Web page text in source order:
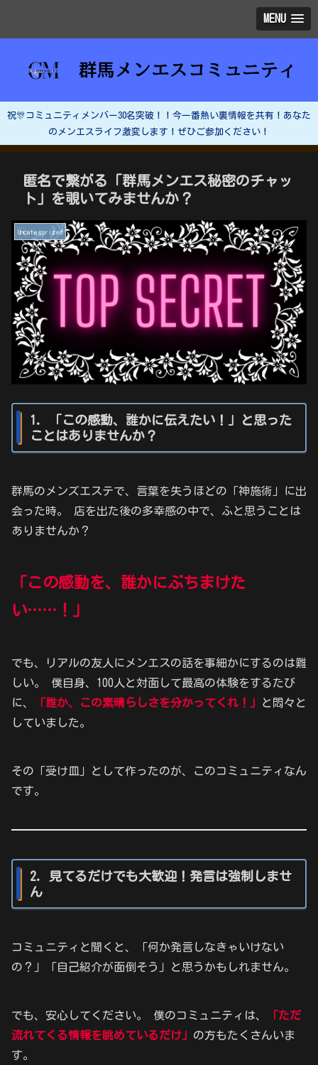
MENU
祝🎊コミュニティメンバー30名突破！！今一番熱い裏情報を共有！あなた
のメンエスライフ激変します！ぜひご参加ください！
匿名で繋がる「群馬メンエス秘密のチャッ
ト」を覗いてみませんか？
Uncategorized
1. 「この感動、誰かに伝えたい！」と思った
ことはありませんか？
群馬のメンズエステで、言葉を失うほどの「神施術」に出
会った時。 店を出た後の多幸感の中で、ふと思うことは
ありませんか？
「この感動を、誰かにぶちまけた
い……！」
でも、リアルの友人にメンエスの話を事細かにするのは難
しい。 僕自身、100人と対面して最高の体験をするたび
に、
「誰か、この素晴らしさを分かってくれ！」
と悶々と
していました。
その「受け皿」として作ったのが、このコミュニティなん
です。
2. 見てるだけでも大歓迎！発言は強制しませ
ん
コミュニティと聞くと、「何か発言しなきゃいけない
の？」「自己紹介が面倒そう」と思うかもしれません。
でも、安心してください。 僕のコミュニティは、
「ただ
流れてくる情報を眺めているだけ」 の方もたくさんいま
す。